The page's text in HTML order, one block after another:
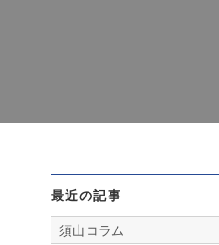
最近の記事
須山コラム